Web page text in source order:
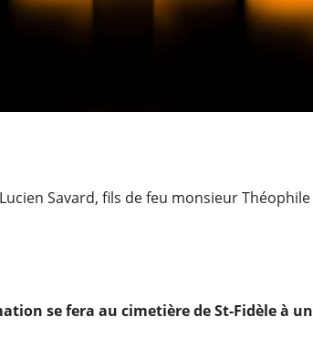
Savard, fils de feu monsieur
se fera au cimetière de St-Fidèle à